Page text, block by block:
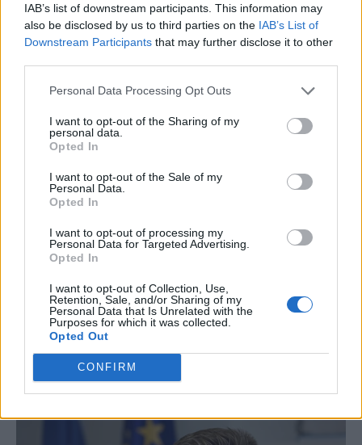
IAB’s list of downstream participants. This information may
also be disclosed by us to third parties on the IAB’s List of
Downstream Participants that may further disclose it to other
Personal Data Processing Opt Outs
I want to opt-out of the Sharing of my
personal data.
Opted In
I want to opt-out of the Sale of my
Personal Data.
Opted In
I want to opt-out of processing my
Personal Data for Targeted Advertising.
Opted In
I want to opt-out of Collection, Use,
Retention, Sale, and/or Sharing of my
Personal Data that Is Unrelated with the
Purposes for which it was collected.
Opted Out
CONFIRM